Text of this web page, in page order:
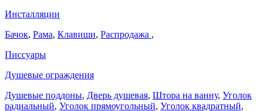
Инсталляции
Бачок, Рама, Клавиши, Распродажа ,
Писсуары
Душевые ограждения
Душевые поддоны, Дверь душевая, Штора на ванну, Уголок
радиальный, Уголок прямоугольный, Уголок квадратный,